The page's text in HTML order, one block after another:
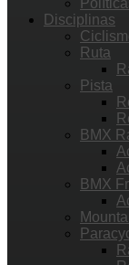
Disciplinas
Ruta
Pista
BMX
BMX